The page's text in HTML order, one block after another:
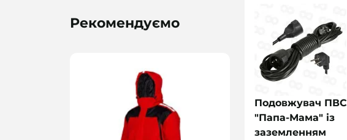
Рекомендуємо
Подовжувач ПВС
"Папа-Мама" із
заземленням